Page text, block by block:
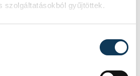
szolgáltatásokból gyűjtöttek.
világát a
gyerekek
kreatív